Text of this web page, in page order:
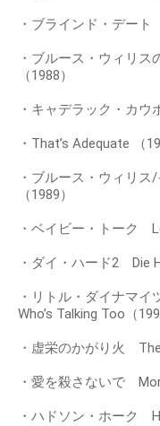
・ブラインド・デート
・ブルース・ウィリ
（1988）
・キャデラック・カ
・That’s Adequate （
・ブルース・ウィリ
（1989）
・ベイビー・トーク
・ダイ・ハード2 Die
・リトル・ダイナマ
Who’s Talking Too（
・虚栄のかがり火
・愛を殺さないで
・ハドソン・ホーク